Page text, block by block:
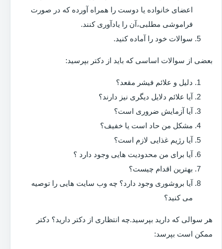
اعضای خانواده یا دوست را همراه آورده که در صورت
فراموشی مطلبی،آن را یادآوری کنند.
سوالات خود را آماده کنید.
بعضی از سوالات اساسی که باید از دکتر بپرسید:
دلیل و علائم فیشر مقعد؟
آیا علائم دلایل دیگری نیز دارند؟
آیا آزمایش ضروری است؟
مشکل من حاد است یا خفیف؟
آیا رژیم غذایی لازم است؟
آیا برای من محدودیت هایی وجود دارد ؟
بهترین اقدام چیست؟
آیا بروشوری وجود دارد؟ چه وب سایت هایی را توصیه
می کنید؟
هر سوالی که دارید بپرسید.چه انتظاری از دکتر دارید؟ دکتر
ممکن است بپرسد: